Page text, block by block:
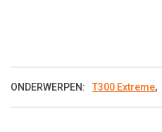
ONDERWERPEN: T300 Extreme,